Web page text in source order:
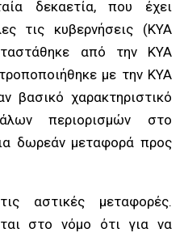
δεκαετία, που έχει
τις κυβερνήσεις (ΚΥΑ
από την ΚΥΑ
με την ΚΥΑ
βασικό χαρακτηριστικό
περιορισμών στο
δωρεάν μεταφορά προς
αστικές μεταφορές.
στο νόμο ότι για να